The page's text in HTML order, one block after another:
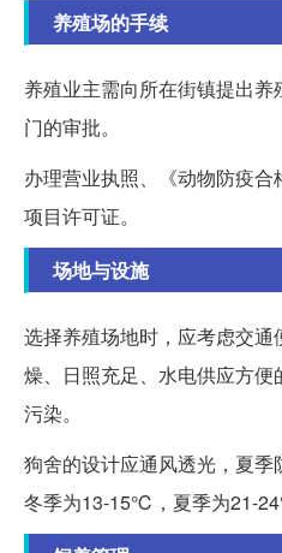
养殖场的手续
养殖业主需向所在街镇提出
门的审批。
办理营业执照、《动物防疫
项目许可证。
场地与设施
选择养殖场地时，应考虑交
燥、日照充足、水电供应方
污染。
狗舍的设计应通风透光，夏
冬季为13-15℃，夏季为21-